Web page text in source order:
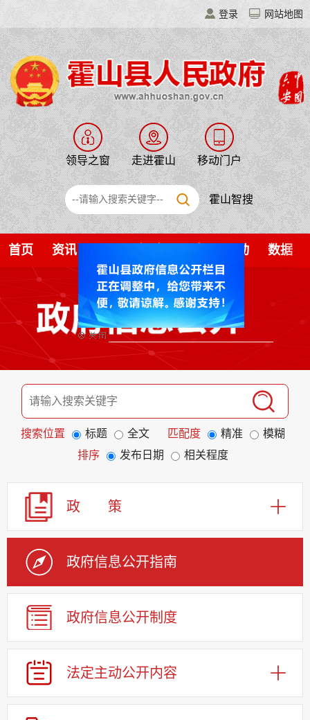
登录 网站地图
领导之窗 走进霍山 移动门户
霍山智搜
首页 资讯 互动 数据
搜索位置 标题 全文 匹配度 精准
模糊
排序
发布日期 相关程度
政 策
政府信息公开指南
政府信息公开制度
法定主动公开内容